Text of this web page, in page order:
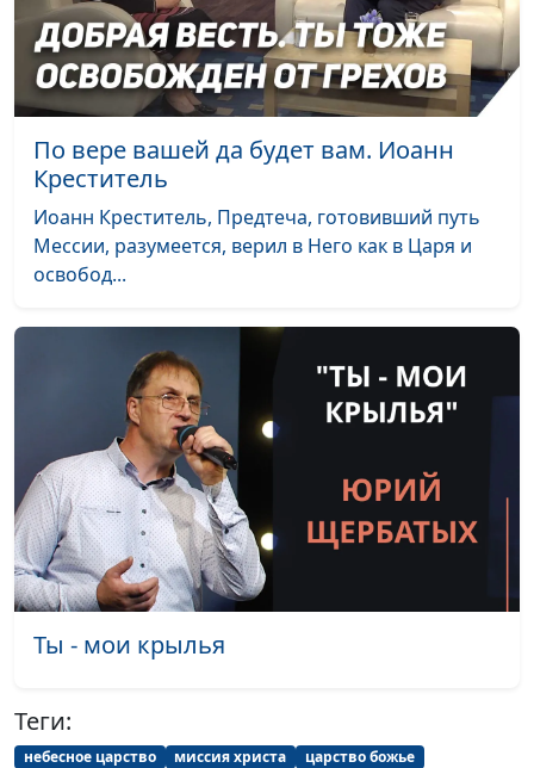
По вере вашей да будет вам. Иоанн
Креститель
Иоанн Креститель, Предтеча, готовивший путь
Мессии, разумеется, верил в Него как в Царя и
освобод...
Ты - мои крылья
Теги:
небесное царство миссия христа
царство божье